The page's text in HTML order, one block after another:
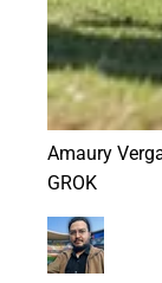
Amaury
GROK